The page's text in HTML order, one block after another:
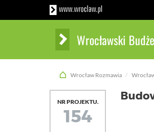
Wrocławski
Wrocław Rozmawia
NR PROJEKTU.
154